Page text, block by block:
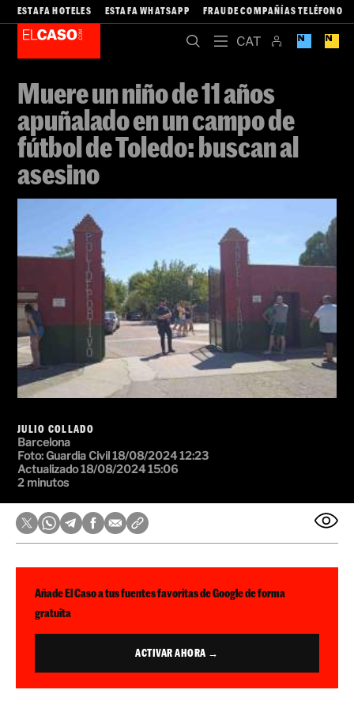
ESTAFA HOTELES ESTAFA WHATSAPP FRAUDE COMPAÑÍAS TELÉFONO
Muere un niño de 11 años
apuñalado en un campo de
fútbol de Toledo: buscan al
asesino
JULIO COLLADO
Barcelona
Foto:Guardia Civil18/08/2024 12:23
Actualizado 18/08/2024 15:06
2 minutos
Añade El Caso a tus fuentes favoritas de Google de forma
gratuita
ACTIVAR AHORA →